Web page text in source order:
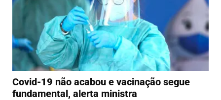
Covid-19 não acabou e vacinação segue
fundamental, alerta ministra